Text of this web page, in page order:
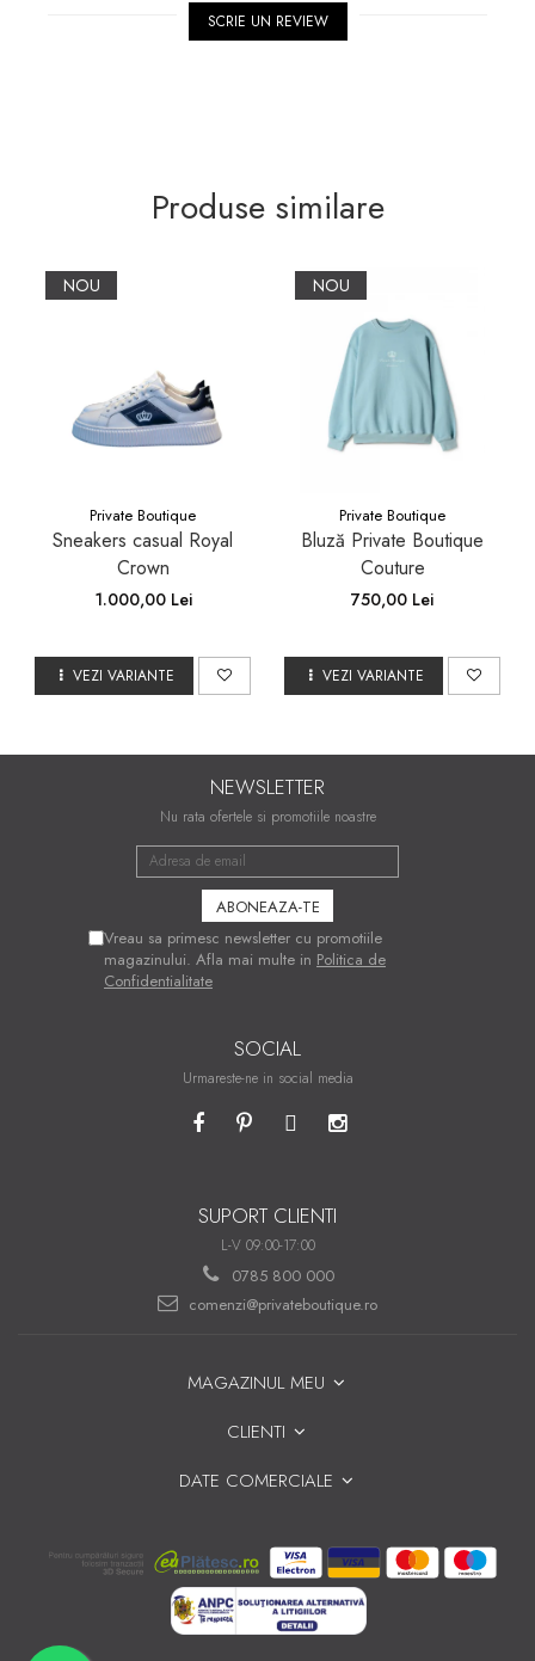
SCRIE UN REVIEW
Produse similare
NOU
Private Boutique
Sneakers casual Royal
Crown
1.000,00 Lei
VEZI VARIANTE
NOU
Private Boutique
Bluză Private Boutique
Couture
750,00 Lei
VEZI VARIANTE
NEWSLETTER
Nu rata ofertele si promotiile noastre
Vreau sa primesc newsletter cu promotiile
magazinului. Afla mai multe in Politica de
Confidentialitate
SOCIAL
Urmareste-ne in social media
SUPORT CLIENTI
L-V 09:00-17:00
0785 800 000
comenzi@privateboutique.ro
MAGAZINUL MEU
CLIENTI
DATE COMERCIALE